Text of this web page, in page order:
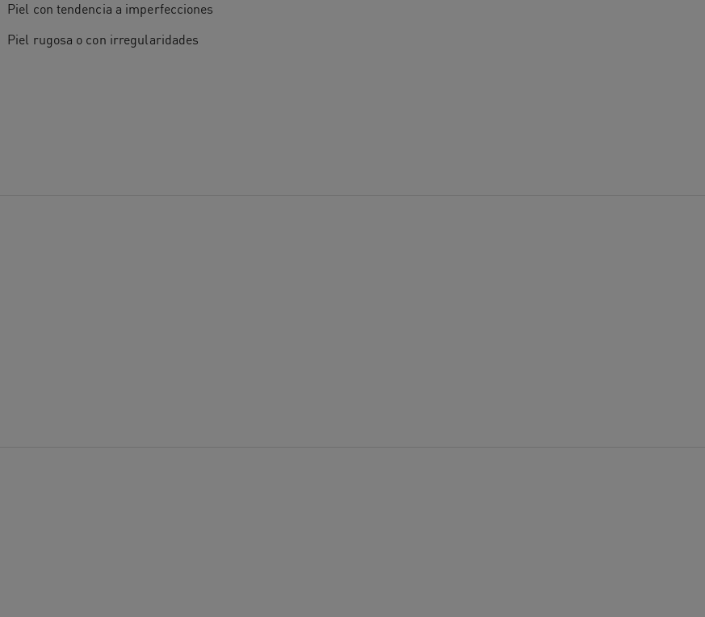
Piel con tendencia a imperfecciones
Piel rugosa o con irregularidades